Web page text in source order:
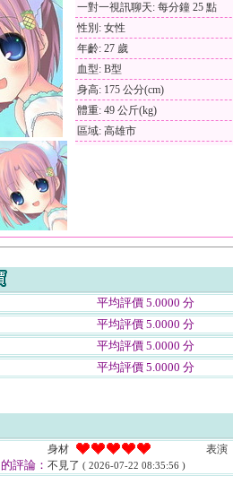
一對一視訊聊天: 每分鐘 25 點
性別: 女性
年齡: 27 歲
血型: B型
身高: 175 公分(cm)
體重: 49 公斤(kg)
區域: 高雄市
平均評價 5.0000 分
平均評價 5.0000 分
平均評價 5.0000 分
平均評價 5.0000 分
身材 表演
的評論： 不見了 ( 2026-07-22 08:35:56 )